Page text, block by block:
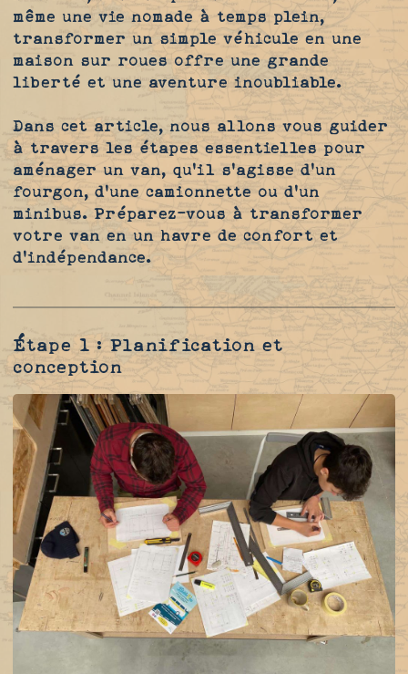
même une vie nomade à temps plein,
transformer un simple véhicule en une
maison sur roues offre une grande
liberté et une aventure inoubliable.
Dans cet article, nous allons vous guider
à travers les étapes essentielles pour
aménager un van, qu'il s'agisse d'un
fourgon, d'une camionnette ou d'un
minibus. Préparez-vous à transformer
votre van en un havre de confort et
d'indépendance.
Étape 1 : Planification et
conception